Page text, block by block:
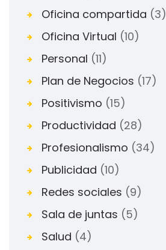
Oficina compartida (3)
Oficina Virtual (10)
Personal (11)
Plan de Negocios (17)
Positivismo (15)
Productividad (28)
Profesionalismo (34)
Publicidad (10)
Redes sociales (9)
Sala de juntas (5)
Salud (4)